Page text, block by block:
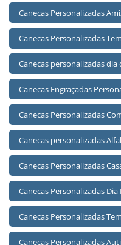
Canecas Personalizadas
Canecas Personalizadas
Canecas personalizadas dia
Canecas Engraçadas
Canecas Personalizadas
Canecas personalizadas
Canecas Personalizadas
Canecas Personalizadas Dia
Canecas Personalizadas
Canecas Personalizadas